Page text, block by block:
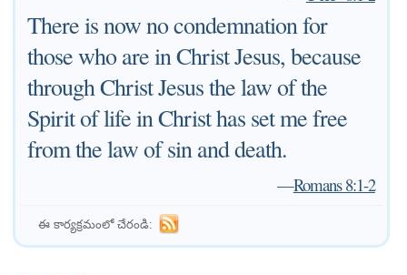
There is now no condemnation for
those who are in Christ Jesus, because
through Christ Jesus the law of the
Spirit of life in Christ has set me free
from the law of sin and death.
—Romans 8:1-2
ఈ కార్యక్రమంలో చేరండి: